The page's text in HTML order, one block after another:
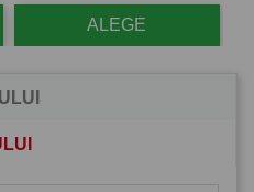
ALEGE